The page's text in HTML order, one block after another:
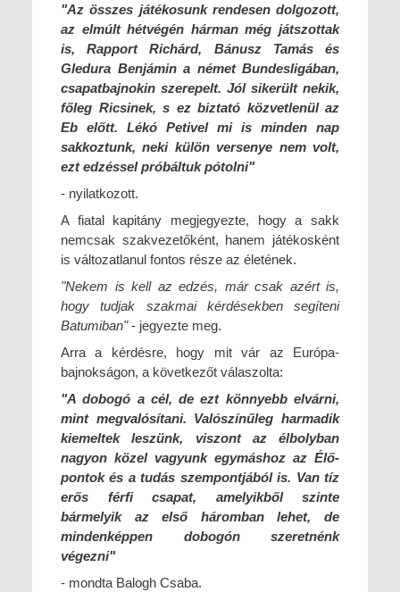
"Az összes játékosunk rendesen dolgozott,
az elmúlt hétvégén hárman még játszottak
is, Rapport Richárd, Bánusz Tamás és
Gledura Benjámin a német Bundesligában,
csapatbajnokin szerepelt. Jól sikerült nekik,
főleg Ricsinek, s ez biztató közvetlenül az
Eb előtt. Lékó Petivel mi is minden nap
sakkoztunk, neki külön versenye nem volt,
ezt edzéssel próbáltuk pótolni"
- nyilatkozott.
A fiatal kapitány megjegyezte, hogy a sakk
nemcsak szakvezetőként, hanem játékosként
is változatlanul fontos része az életének.
"Nekem is kell az edzés, már csak azért is,
hogy tudjak szakmai kérdésekben segíteni
Batumiban"- jegyezte meg.
Arra a kérdésre, hogy mit vár az Európa-
bajnokságon, a következőt válaszolta:
"A dobogó a cél, de ezt könnyebb elvárni,
mint megvalósítani. Valószínűleg harmadik
kiemeltek leszünk, viszont az élbolyban
nagyon közel vagyunk egymáshoz az Élő-
pontok és a tudás szempontjából is. Van tíz
erős férfi csapat, amelyikből szinte
bármelyik az első háromban lehet, de
mindenképpen dobogón szeretnénk
végezni"
- mondta Balogh Csaba.